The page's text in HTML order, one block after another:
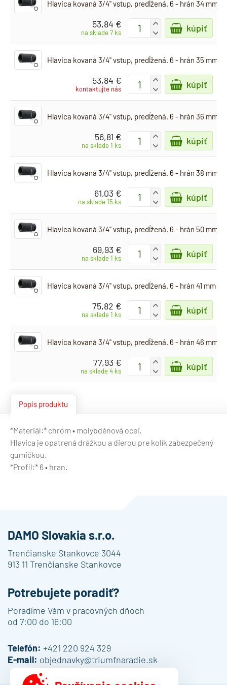
Hlavica kovaná 3/4" vstup, predĺžená. 6 - hrán 34 mm
53,84 €
na sklade 7 ks
+
-
kúpiť
Hlavica kovaná 3/4" vstup, predĺžená. 6 - hrán 35 mm
53,84 €
kontaktujte nás
+
-
kúpiť
Hlavica kovaná 3/4" vstup, predĺžená. 6 - hrán 36 mm
56,81 €
na sklade 1 ks
+
-
kúpiť
Hlavica kovaná 3/4" vstup, predĺžená. 6 - hrán 38 mm
61,03 €
na sklade 15 ks
+
-
kúpiť
Hlavica kovaná 3/4" vstup, predĺžená. 6 - hrán 50 mm
69,93 €
na sklade 1 ks
+
-
kúpiť
Hlavica kovaná 3/4" vstup, predĺžená. 6 - hrán 41 mm
75,82 €
na sklade 1 ks
+
-
kúpiť
Hlavica kovaná 3/4" vstup, predĺžená. 6 - hrán 46 mm
77,93 €
na sklade 4 ks
+
-
kúpiť
Popis produktu
*Materiál:* chróm • molybdénová oceľ.
Hlavica je opatrená drážkou a dierou pre kolík zabezpečený
gumičkou.
*Profil:* 6 • hran.
DAMO Slovakia s.r.o.
Trenčianske Stankovce 3044
913 11 Trenčianske Stankovce
Potrebujete poradiť?
Poradíme Vám v pracovných dňoch
od 7:00 do 16:00
Telefón: +421 220 924 329
E-mail: objednavky@triumfnaradie.sk